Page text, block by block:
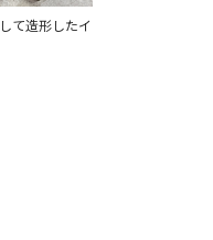
て造形したイ